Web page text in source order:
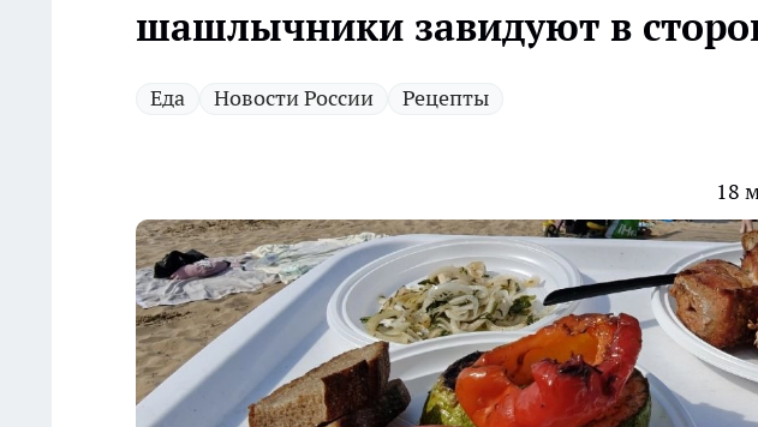
шашлычники завидуют в
Еда Новости России Рецепты
18